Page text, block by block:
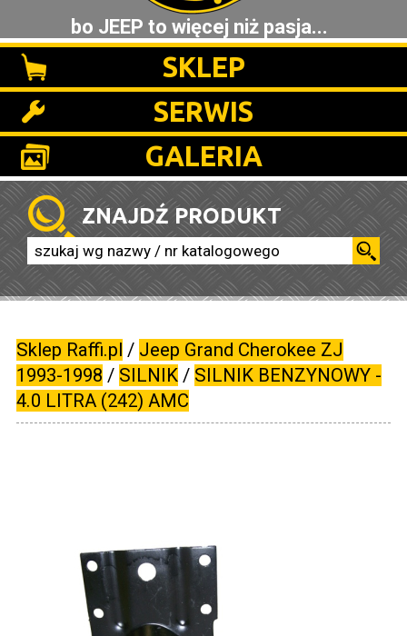
bo JEEP to więcej niż pasja...
SKLEP
SERWIS
GALERIA
ZNAJDŹ PRODUKT
Sklep Raffi.pl / Jeep Grand Cherokee ZJ
1993-1998 / SILNIK/ SILNIK BENZYNOWY -
4.0 LITRA (242) AMC